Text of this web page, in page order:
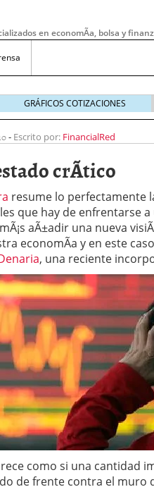
en economÃ­a, bolsa y
en pymes: la obligación
ya es demasiado tarde 20/07/
Lo Que Deben Saber los
vs proceso tradicional:
baja mÃ©dica cuando
GRÁFICOS COTIZACIONES
- Escrito por: FinancialRed
crÃ­tico
resume lo perfectamente
que hay de enfrentarse
aÃ±adir una nueva
economÃ­a y en este
, una reciente
como si una cantidad
de frente contra el muro